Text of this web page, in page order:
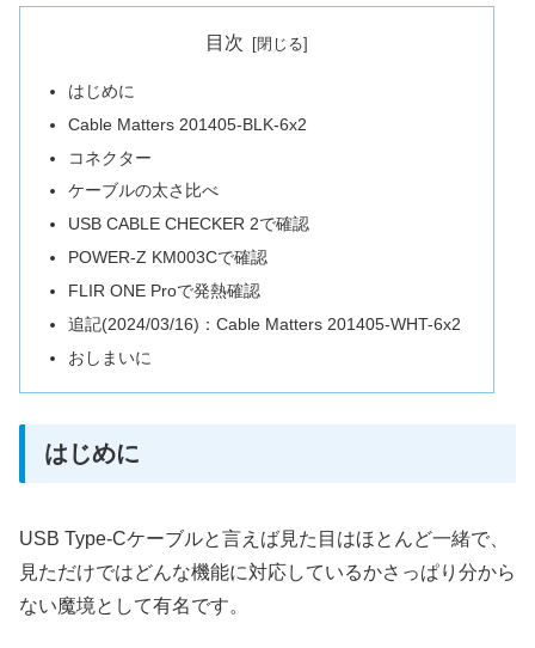
目次
はじめに
Cable Matters 201405-BLK-6x2
コネクター
ケーブルの太さ比べ
USB CABLE CHECKER 2で確認
POWER-Z KM003Cで確認
FLIR ONE Proで発熱確認
追記(2024/03/16)：Cable Matters 201405-WHT-6x2
おしまいに
はじめに
USB Type-Cケーブルと言えば見た目はほとんど一緒で、
見ただけではどんな機能に対応しているかさっぱり分から
ない魔境として有名です。